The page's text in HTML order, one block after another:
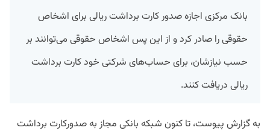
بانک مرکزی اجازه صدور کارت برداشت ریالی برای اشخاص
حقوقی را صادر کرد و از این پس اشخاص حقوقی می‌توانند بر
حسب نیازشان، برای حساب‌های شرکتی خود کارت برداشت
ریالی دریافت کنند.
به گزارش پیوست، تا کنون شبکه بانکی مجاز به صدورکارت برداشت